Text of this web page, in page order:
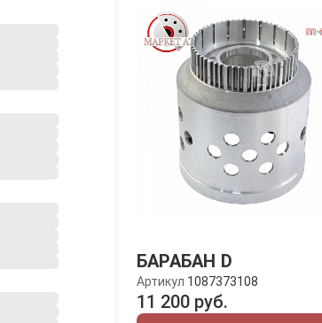
БАРАБАН D
Артикул 1087373108
11 200 руб.